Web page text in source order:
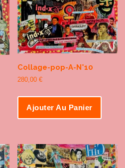
Collage-pop-A-N°10
280,00€
Ajouter Au Panier